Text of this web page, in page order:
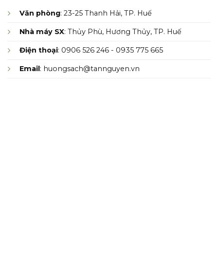
Văn phòng: 23-25 Thanh Hải, TP. Huế
Nhà máy SX: Thủy Phù, Hương Thủy, TP. Huế
Điện thoại: 0906 526 246 - 0935 775 665
Email: huongsach@tannguyen.vn